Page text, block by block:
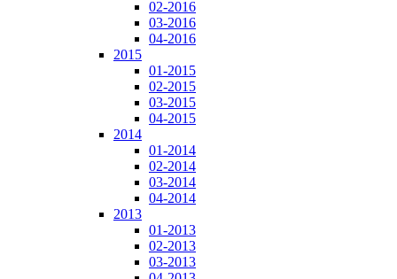
02-2016
03-2016
04-2016
2015
01-2015
02-2015
03-2015
04-2015
2014
01-2014
02-2014
03-2014
04-2014
2013
01-2013
02-2013
03-2013